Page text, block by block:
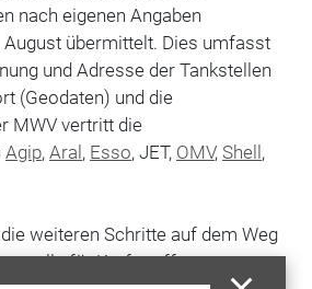
nach eigenen Angaben
übermittelt. Dies umfasst
und Adresse der Tankstellen
(Geodaten) und die
MWV vertritt die
Agip, Aral, Esso, JET, OMV, Shell,
weiteren Schritte auf dem Weg
für Kraftstoffe: